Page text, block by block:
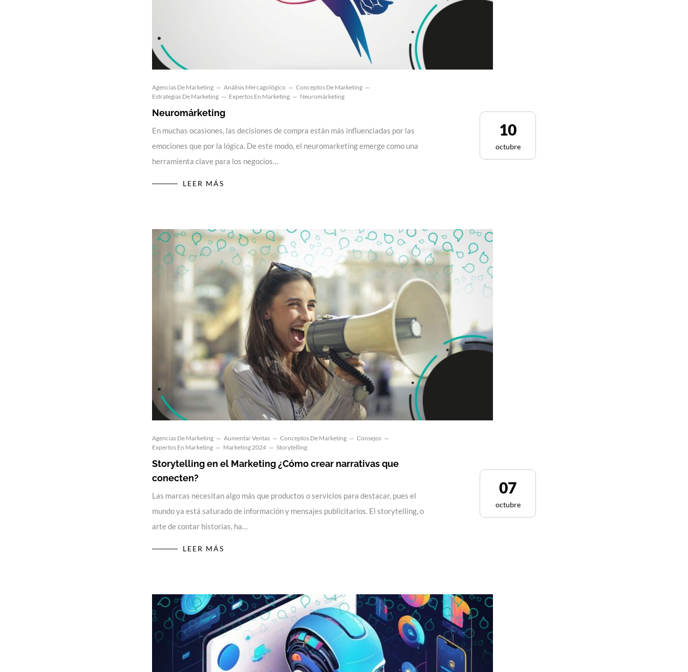
Agencias De Marketing Análisis Mercagológico
Conceptos De Marketing
Estrategias De Marketing
Expertos En Marketing Neuromárketing
Neuromárketing
En muchas ocasiones, las decisiones de compra están más influenciadas por las
emociones que por la lógica. De este modo, el neuromarketing emerge como una
herramienta clave para los negocios…
LEER MÁS
10
octubre
Agencias De Marketing Aumentar Ventas Conceptos De Marketing
Consejos
Expertos En Marketing
Marketing 2024 Storytelling
Storytelling en el Marketing ¿Cómo crear narrativas que
conecten?
Las marcas necesitan algo más que productos o servicios para destacar, pues el
mundo ya está saturado de información y mensajes publicitarios. El storytelling, o
arte de contar historias, ha…
LEER MÁS
07
octubre